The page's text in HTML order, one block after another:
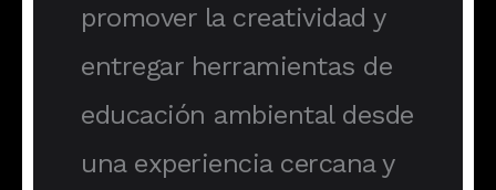
promover la creatividad y
entregar herramientas de
educación ambiental desde
una experiencia cercana y